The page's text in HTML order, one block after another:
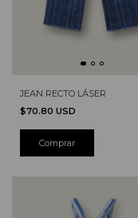
JEAN RECTO LÁSER
$70.80 USD
Comprar